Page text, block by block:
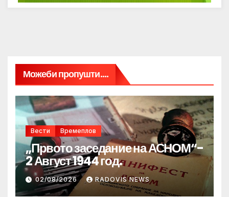
Можеби пропушти....
Вести Времеплов
„Првото заседание на АСНОМ“-
2 Август 1944 год.
02/08/2026 RADOVIS NEWS